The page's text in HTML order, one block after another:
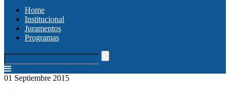
Home
Institucional
Juramentos
Programas
01 Septiembre 2015